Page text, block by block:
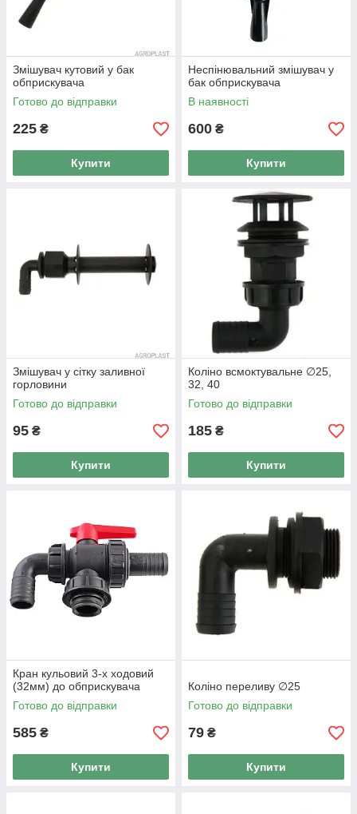
Змішувач кутовий у бак
обприскувача
Готово до відправки
225 ₴
Купити
Неспінювальний змішувач у
бак обприскувача
В наявності
600 ₴
Купити
Змішувач у сітку заливної
горловини
Готово до відправки
95 ₴
Купити
Коліно всмоктувальне ∅25,
32, 40
Готово до відправки
185 ₴
Купити
Кран кульовий 3-х ходовий
(32мм) до обприскувача
Готово до відправки
585 ₴
Купити
Коліно переливу ∅25
Готово до відправки
79 ₴
Купити